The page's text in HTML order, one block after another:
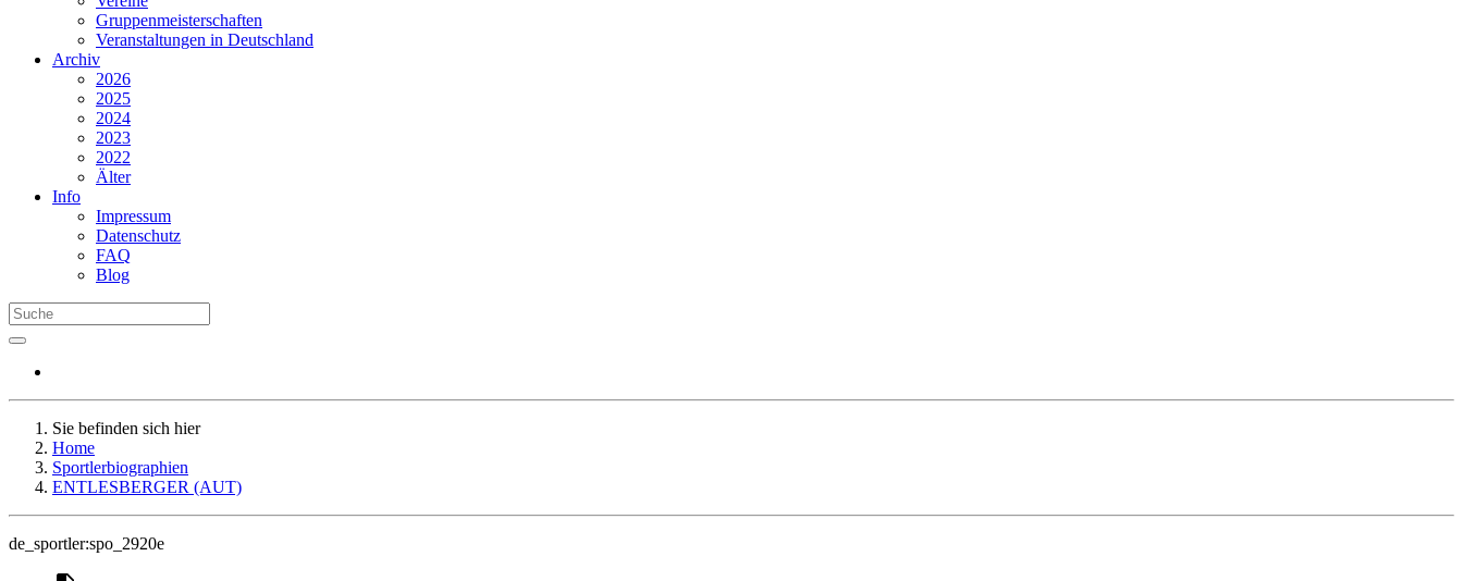
Gruppenmeisterschaften
Veranstaltungen in Deutschland
Archiv
2026
2025
2024
2023
2022
Älter
Info
Impressum
Datenschutz
FAQ
Blog
Sie befinden sich hier
Home
Sportlerbiographien
ENTLESBERGER (AUT)
de_sportler:spo_2920e